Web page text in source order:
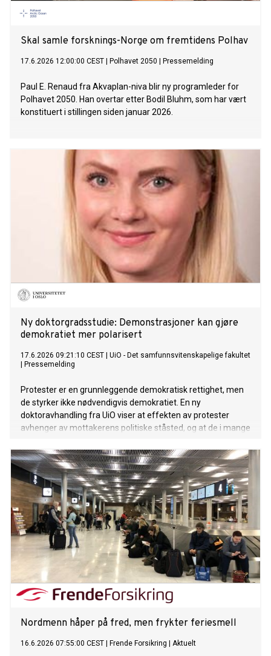
Skal samle forsknings-Norge om fremtidens Polhav
17.6.2026 12:00:00 CEST Polhavet 2050 Pressemelding
Paul E. Renaud fra Akvaplan-niva blir ny programleder for
Polhavet 2050. Han overtar etter Bodil Bluhm, som har vært
konstituert i stillingen siden januar 2026.
Ny doktorgradsstudie: Demonstrasjoner kan gjøre
demokratiet mer polarisert
17.6.2026 09:21:10 CEST
UiO - Det samfunnsvitenskapelige fakultet
Pressemelding
Protester er en grunnleggende demokratisk rettighet, men
de styrker ikke nødvendigvis demokratiet. En ny
doktoravhandling fra UiO viser at effekten av protester
avhenger av mottakerens politiske ståsted, og at de i mange
demokratisk mobilisering.
Nordmenn håper på fred, men frykter feriesmell
16.6.2026 07:55:00 CEST Frende Forsikring Aktuelt